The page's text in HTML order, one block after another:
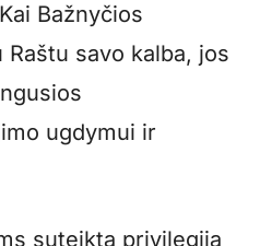
Bažnyčios
savo kalba, jos
ugdymui ir
suteikta privilegija